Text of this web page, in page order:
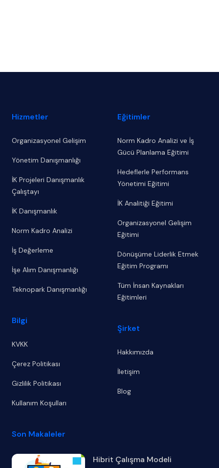
Hizmetler
Organizasyonel Gelişim
Yönetim Danışmanlığı
İK Projeleri Danışmanlık
Çalıştayı
İK Danışmanlık
Norm Kadro Analizi
İş Değerleme
İşe Alım Danışmanlığı
Teknopark Danışmanlığı
Bilgi
KVKK
Çerez Politikası
Gizlilik Politikası
Kullanım Koşulları
Eğitimler
Norm Kadro Analizi ve İş
Gücü Planlama Eğitimi
Hedeflerle Performans
Yönetimi Eğitimi
İK Analitiği Eğitimi
Organizasyonel Gelişim
Eğitimi
Dönüşüme Liderlik Etmek
Eğitim Programı
Tüm İnsan Kaynakları
Eğitimleri
Şirket
Hakkımızda
İletişim
Blog
Son Makaleler
Hibrit Çalışma Modeli